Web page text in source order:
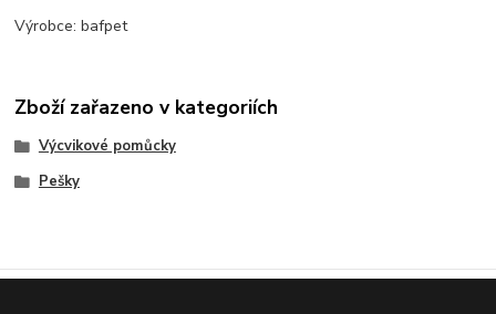
Výrobce: bafpet
Zboží zařazeno v kategoriích
Výcvikové pomůcky
Pešky